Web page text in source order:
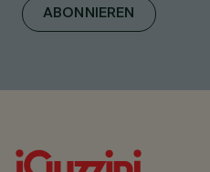
ABONNIEREN